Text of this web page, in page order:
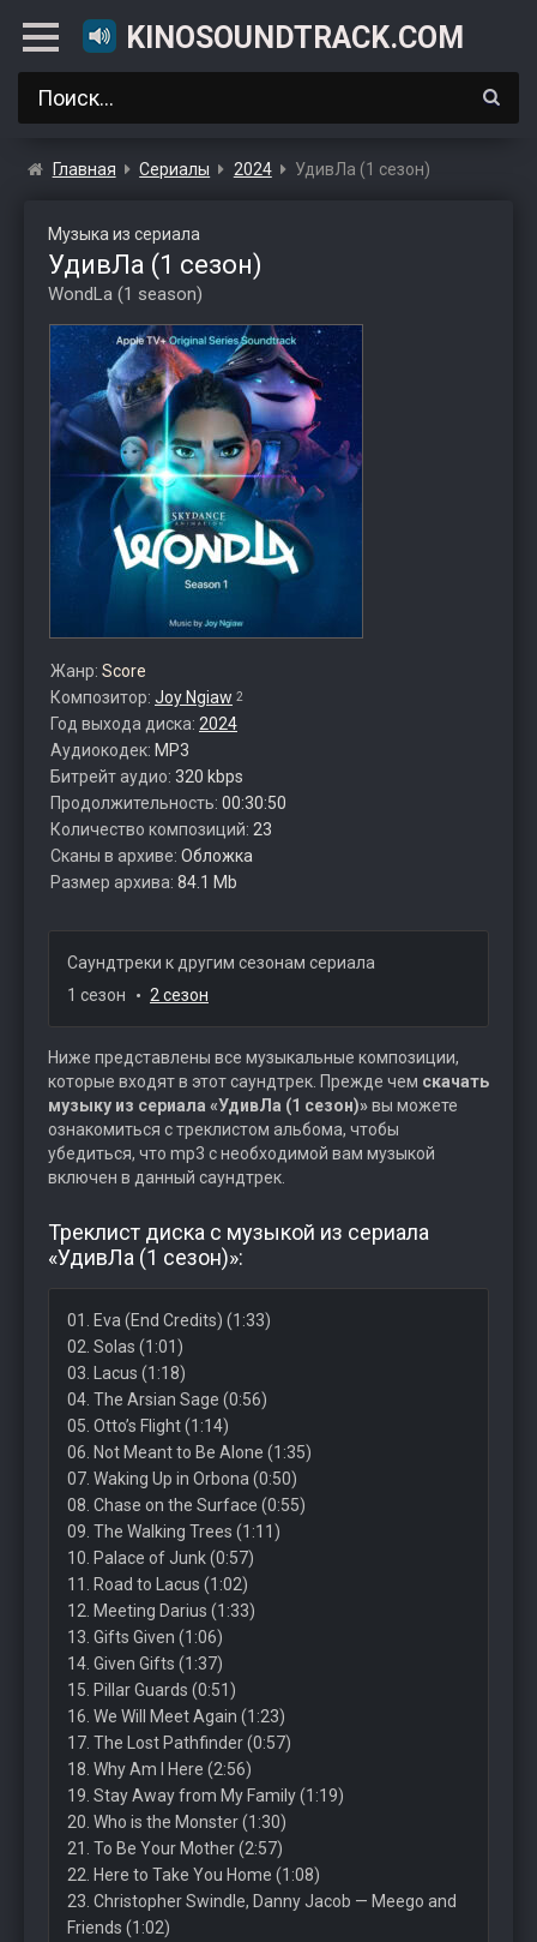
KINOSOUNDTRACK.COM
Главная Сериалы 2024 УдивЛа (1 сезон)
Музыка из сериала
УдивЛа (1 сезон)
WondLa (1 season)
Жанр: Score
Композитор: Joy Ngiaw 2
Год выхода диска: 2024
Аудиокодек: MP3
Битрейт аудио: 320 kbps
Продолжительность: 00:30:50
Количество композиций: 23
Сканы в архиве: Обложка
Размер архива: 84.1 Mb
Саундтреки к другим сезонам сериала
1 сезон
2 сезон
Ниже представлены все музыкальные композиции,
которые входят в этот саундтрек. Прежде чем скачать
музыку из сериала «УдивЛа (1 сезон)»вы можете
ознакомиться с треклистом альбома, чтобы
убедиться, что mp3 с необходимой вам музыкой
включен в данный саундтрек.
Треклист диска с музыкой из сериала
«УдивЛа (1 сезон)»:
01. Eva (End Credits) (1:33)
02. Solas (1:01)
03. Lacus (1:18)
04. The Arsian Sage (0:56)
05. Otto’s Flight (1:14)
06. Not Meant to Be Alone (1:35)
07. Waking Up in Orbona (0:50)
08. Chase on the Surface (0:55)
09. The Walking Trees (1:11)
10. Palace of Junk (0:57)
11. Road to Lacus (1:02)
12. Meeting Darius (1:33)
13. Gifts Given (1:06)
14. Given Gifts (1:37)
15. Pillar Guards (0:51)
16. We Will Meet Again (1:23)
17. The Lost Pathfinder (0:57)
18. Why Am I Here (2:56)
19. Stay Away from My Family (1:19)
20. Who is the Monster (1:30)
21. To Be Your Mother (2:57)
22. Here to Take You Home (1:08)
23. Christopher Swindle, Danny Jacob — Meego and
Friends (1:02)